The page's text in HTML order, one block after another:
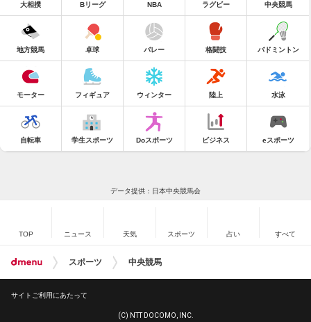
大相撲 Bリーグ NBA ラグビー 中央競馬
地方競馬 卓球 バレー 格闘技 バドミントン
モーター フィギュア ウィンター 陸上 水泳
自転車 学生スポーツ Doスポーツ ビジネス eスポーツ
データ提供：日本中央競馬会
TOP ニュース 天気 スポーツ 占い すべて
スポーツ 中央競馬
サイトご利用にあたって
(C) NTT DOCOMO, INC.